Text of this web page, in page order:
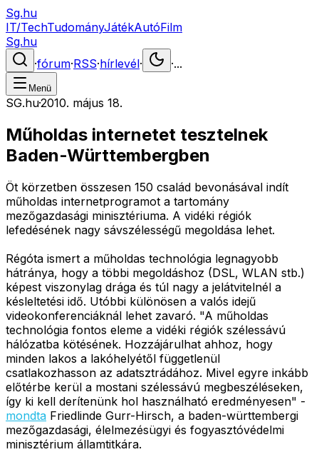
Sg.hu
IT/TechTudományJátékAutóFilm
Sg.hu
·fórum·RSS·hírlevél· ·...
Menü
SG.hu·2010. május 18.
Műholdas internetet tesztelnek
Baden-Württembergben
Öt körzetben összesen 150 család bevonásával indít
műholdas internetprogramot a tartomány
mezőgazdasági minisztériuma. A vidéki régiók
lefedésének nagy sávszélességű megoldása lehet.
Régóta ismert a műholdas technológia legnagyobb
hátránya, hogy a többi megoldáshoz (DSL, WLAN stb.)
képest viszonylag drága és túl nagy a jelátvitelnél a
késleltetési idő. Utóbbi különösen a valós idejű
videokonferenciáknál lehet zavaró. "A műholdas
technológia fontos eleme a vidéki régiók szélessávú
hálózatba kötésének. Hozzájárulhat ahhoz, hogy
minden lakos a lakóhelyétől függetlenül
csatlakozhasson az adatsztrádához. Mivel egyre inkább
előtérbe kerül a mostani szélessávú megbeszéléseken,
így ki kell derítenünk hol használható eredményesen" -
mondta Friedlinde Gurr-Hirsch, a baden-württembergi
mezőgazdasági, élelmezésügyi és fogyasztóvédelmi
minisztérium államtitkára.